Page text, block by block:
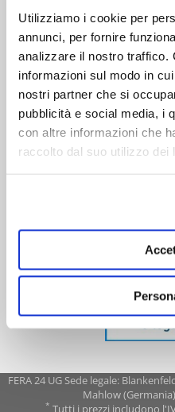
Utilizziamo i cookie per
annunci, per fornire
analizzare il nostro traffico.
informazioni sul modo in
nostri partner che si
pubblicità e social media, i
con altre informazioni che
raccolto dal suo utilizzo dei
FERA 24 UG Sede legale:
Mahlow
* Tutti i prezzi includono